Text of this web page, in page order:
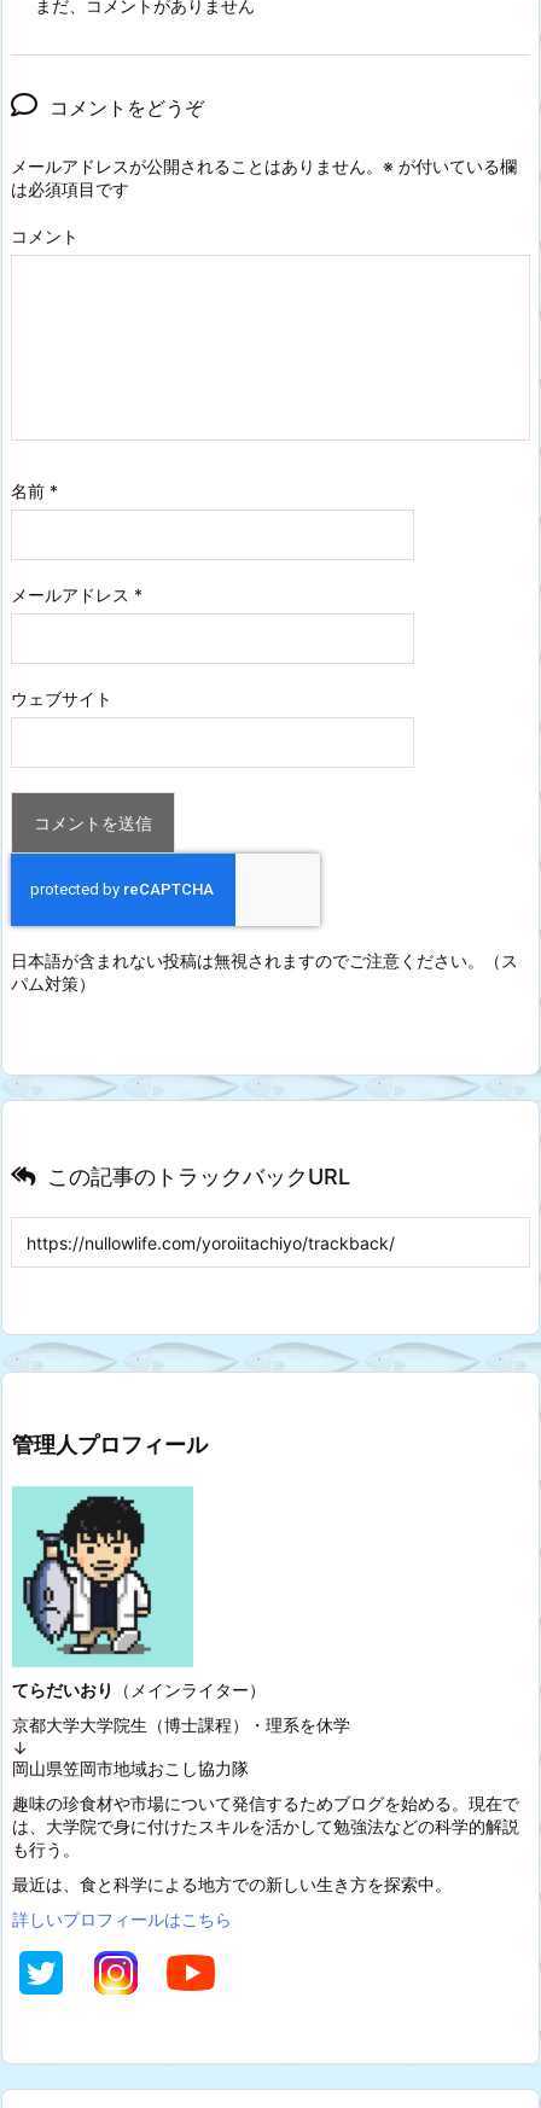
まだ、コメントがありません
コメントをどうぞ
メールアドレスが公開されることはありません。 ※ が付いている欄
は必須項目です
コメント
名前 *
メールアドレス *
ウェブサイト
日本語が含まれない投稿は無視されますのでご注意ください。（ス
パム対策）
この記事のトラックバックURL
管理人プロフィール
てらだいおり
（メインライター）
京都大学大学院生（博士課程）・理系を休学
↓
岡山県笠岡市地域おこし協力隊
趣味の珍食材や市場について発信するためブログを始める。現在で
は、大学院で身に付けたスキルを活かして勉強法などの科学的解説
も行う。
最近は、食と科学による地方での新しい生き方を探索中。
詳しいプロフィールはこちら